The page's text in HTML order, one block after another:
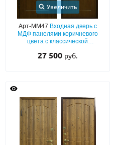
и МО
21:00, ВС - до 19:00
411-44-41
Увеличить
Арт-ММ47 Входная дверь с
МДФ панелями коричневого
цвета с классической
27 500 руб.